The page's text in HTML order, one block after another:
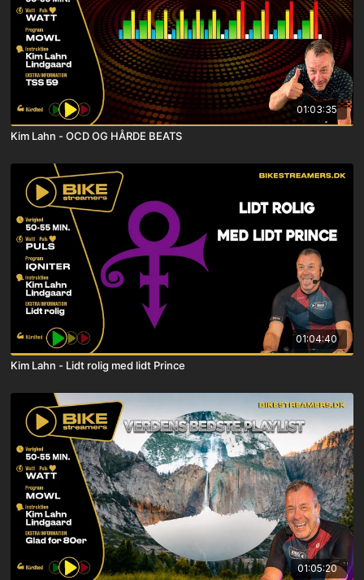
01:03:35
Kim Lahn - OCD OG HÅRDE BEATS
01:04:40
Kim Lahn - Lidt rolig med lidt Prince
01:05:20